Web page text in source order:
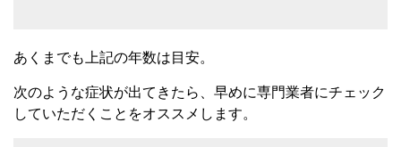
あくまでも上記の年数は目安。
次のような症状が出てきたら、早めに専門業者にチェック
していただくことをオススメします。